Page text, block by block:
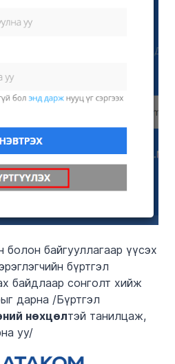
болон байгууллагаар үүсэх
бүртгэл
байдлаар сонголт хийж
дарна /Бүртгэл
нөхцөлтэй танилцаж,
уу/